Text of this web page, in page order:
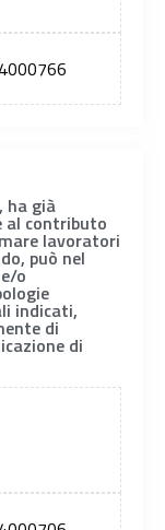
ha già
al contributo
lavoratori
può nel
o
indicati,
di
di